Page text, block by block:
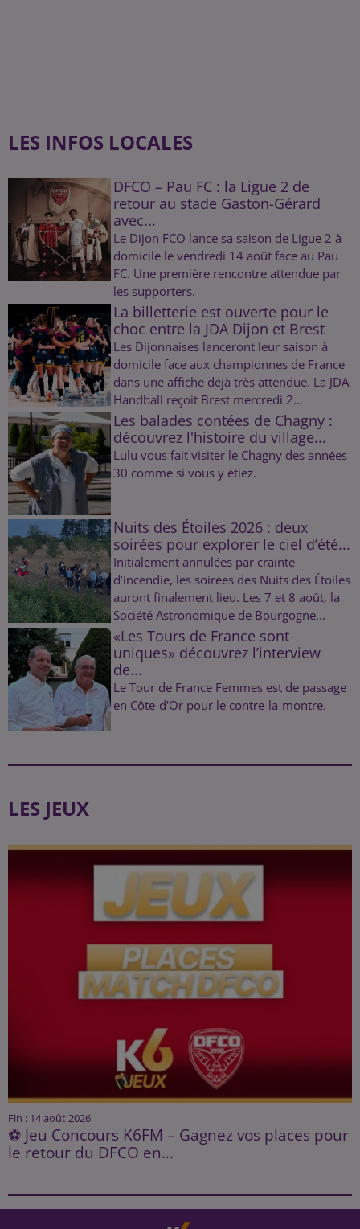
LES INFOS LOCALES
DFCO – Pau FC : la Ligue 2 de
retour au stade Gaston-Gérard
avec...
Le Dijon FCO lance sa saison de Ligue 2 à
domicile le vendredi 14 août face au Pau
FC. Une première rencontre attendue par
les supporters.
La billetterie est ouverte pour le
choc entre la JDA Dijon et Brest
Les Dijonnaises lanceront leur saison à
domicile face aux championnes de France
dans une affiche déjà très attendue. La JDA
Handball reçoit Brest mercredi 2...
Les balades contées de Chagny :
découvrez l'histoire du village...
Lulu vous fait visiter le Chagny des années
30 comme si vous y étiez.
Nuits des Étoiles 2026 : deux
soirées pour explorer le ciel d’été...
Initialement annulées par crainte
d’incendie, les soirées des Nuits des Étoiles
auront finalement lieu. Les 7 et 8 août, la
Société Astronomique de Bourgogne...
«Les Tours de France sont
uniques» découvrez l’interview
de...
Le Tour de France Femmes est de passage
en Côte-d'Or pour le contre-la-montre.
LES JEUX
Fin : 14 août 2026
⚽ Jeu Concours K6FM – Gagnez vos places pour
le retour du DFCO en...